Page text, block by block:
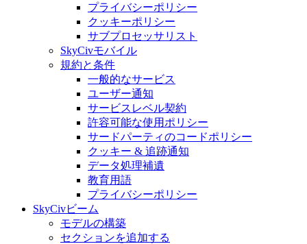
プライバシーポリシー
クッキーポリシー
サブプロセッサリスト
SkyCivモバイル
規約と条件
一般的なサービス
ユーザー通知
サービスレベル契約
許容可能な使用ポリシー
サードパーティのコードポリシー
クッキー & 追跡通知
データ処理補遺
教育用語
プライバシーポリシー
SkyCivビーム
モデルの構築
セクションを追加する